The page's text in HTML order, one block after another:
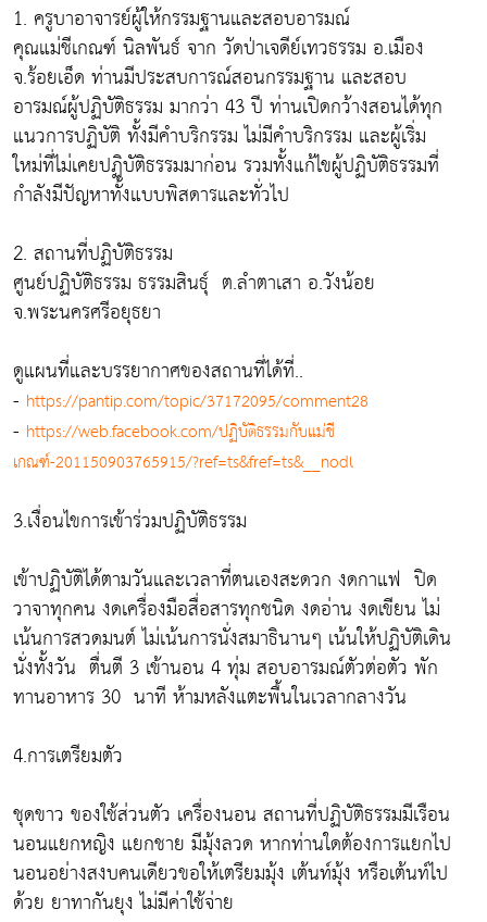
1. ครูบาอาจารย์ผู้ให้กรรมฐานและสอบอารมณ์
คุณแม่ชีเกณฑ์ นิลพันธ์ จาก วัดป่าเจดีย์เทวธรรม อ.เมือง
จ.ร้อยเอ็ด ท่านมีประสบการณ์สอนกรรมฐาน และสอบ
อารมณ์ผู้ปฏิบัติธรรม มากว่า 43 ปี ท่านเปิดกว้างสอนได้ทุก
แนวการปฏิบัติ ทั้งมีคำบริกรรม ไม่มีคำบริกรรม และผู้เริ่ม
ใหม่ที่ไม่เคยปฏิบัติธรรมมาก่อน รวมทั้งแก้ไขผู้ปฏิบัติธรรมที่
กำลังมีปัญหาทั้งแบบพิสดารและทั่วไป
2. สถานที่ปฏิบัติธรรม
ศูนย์ปฏิบัติธรรม ธรรมสินธุ์ ต.ลำตาเสา อ.วังน้อย
จ.พระนครศรีอยุธยา
ดูแผนที่และบรรยากาศของสถานที่ได้ที่..
- https://pantip.com/topic/37172095/comment28
- https://web.facebook.com/ปฏิบัติธรรมกับแม่ชี
เกณฑ์-201150903765915/?ref=ts&fref=ts&__nodl
3.เงื่อนไขการเข้าร่วมปฏิบัติธรรม
เข้าปฏิบัติได้ตามวันและเวลาที่ตนเองสะดวก งดกาแฟ ปิด
วาจาทุกคน งดเครื่องมือสื่อสารทุกชนิด งดอ่าน งดเขียน ไม่
เน้นการสวดมนต์ ไม่เน้นการนั่งสมาธินานๆ เน้นให้ปฏิบัติเดิน
นั่งทั้งวัน ตื่นตี 3 เข้านอน 4 ทุ่ม สอบอารมณ์ตัวต่อตัว พัก
ทานอาหาร 30 นาที ห้ามหลังแตะพื้นในเวลากลางวัน
4.การเตรียมตัว
ชุดขาว ของใช้ส่วนตัว เครื่องนอน สถานที่ปฏิบัติธรรมมีเรือน
นอนแยกหญิง แยกชาย มีมุ้งลวด หากท่านใดต้องการแยกไป
นอนอย่างสงบคนเดียวขอให้เตรียมมุ้ง เต้นท์มุ้ง หรือเต้นท์ไป
ด้วย ยาทากันยุง ไม่มีค่าใช้จ่าย